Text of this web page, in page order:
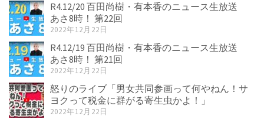
R4.12/20 百田尚樹・有本香のニュース生放送
あさ8時！ 第22回
2022年12月22日
R4.12/19 百田尚樹・有本香のニュース生放送
あさ8時！ 第21回
2022年12月22日
怒りのライブ「男女共同参画って何やねん！サ
ヨクって税金に群がる寄生虫かよ！」
2022年12月22日